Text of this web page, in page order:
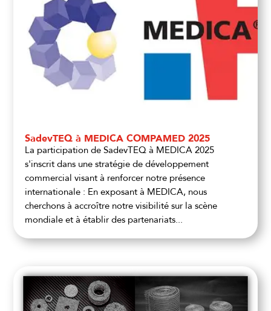
SadevTEQ à MEDICA COMPAMED 2025
La participation de SadevTEQ à MEDICA 2025
s'inscrit dans une stratégie de développement
commercial visant à renforcer notre présence
internationale : En exposant à MEDICA, nous
cherchons à accroître notre visibilité sur la scène
mondiale et à établir des partenariats...